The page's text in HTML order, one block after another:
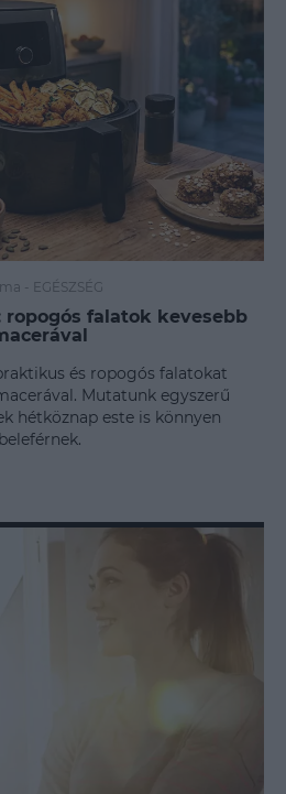
- EGÉSZSÉG
falatok kevesebb
és ropogós falatokat
Mutatunk egyszerű
hétköznap este is könnyen
beleférnek.